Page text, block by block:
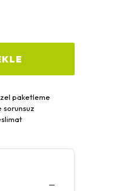
paketleme
sorunsuz